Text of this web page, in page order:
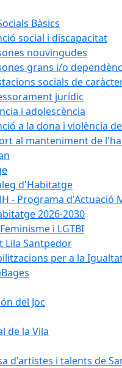
Bàsics
social i discapacitat
nouvingudes
grans i/o
socials de
jurídic
i adolescència
a la dona i violència
al manteniment de
d'Habitatge
- Programa d'Actuació
2026-2030
i LGTBI
Lila Santpedor
per a la
del Joc
de la Vila
d'artistes i talents de